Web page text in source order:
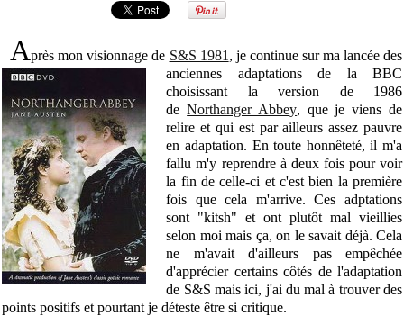
Après mon visionnage de S&S 1981 , je continue sur ma lancée des
anciennes adaptations de la BBC
choisissant la version de 1986
deNorthanger Abbey, que je viens de
relire et qui est par ailleurs assez pauvre
en adaptation. En toute honnêteté, il m'a
fallu m'y reprendre à deux fois pour voir
la fin de celle-ci et c'est bien la première
fois que cela m'arrive. Ces adptations
sont "kitsh" et ont plutôt mal vieillies
selon moi mais ça, on le savait déjà. Cela
ne m'avait d'ailleurs pas empêchée
d'apprécier certains côtés de l'adaptation
de S&S mais ici, j'ai du mal à trouver des
points positifs et pourtant je déteste être si critique.